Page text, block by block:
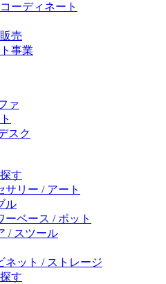
ーディネート
売
事業
ァ
スク
す
サリー / アート
ル
ーベース / ポット
/ スツール
ネット / ストレージ
す